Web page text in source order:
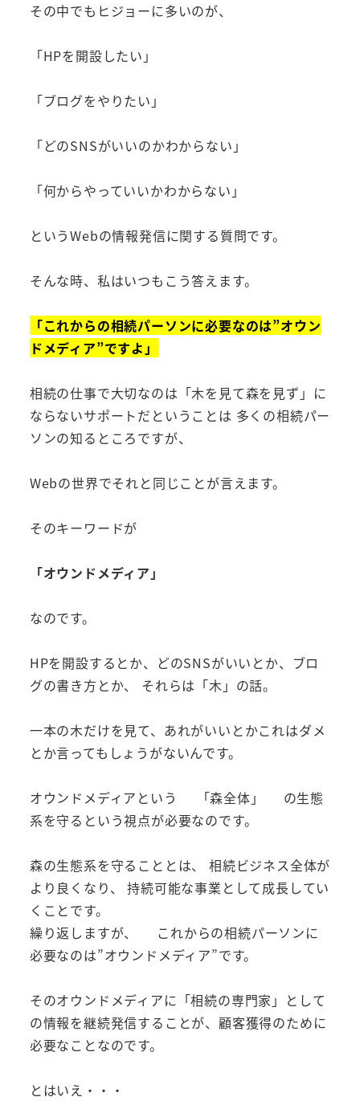
その中でもヒジョーに多いのが、
「HPを開設したい」
「ブログをやりたい」
「どのSNSがいいのかわからない」
「何からやっていいかわからない」
というWebの情報発信に関する質問です。
そんな時、私はいつもこう答えます。
「これからの相続パーソンに必要なのは”オウン
ドメディア”ですよ」
相続の仕事で大切なのは「木を見て森を見ず」に
ならないサポートだということは 多くの相続パー
ソンの知るところですが、
Webの世界でそれと同じことが言えます。
そのキーワードが
「オウンドメディア」
なのです。
HPを開設するとか、どのSNSがいいとか、ブロ
グの書き方とか、 それらは「木」の話。
一本の木だけを見て、あれがいいとかこれはダメ
とか言ってもしょうがないんです。
オウンドメディアという 「森全体」 の生態
系を守るという視点が必要なのです。
森の生態系を守ることとは、 相続ビジネス全体が
より良くなり、 持続可能な事業として成長してい
くことです。
繰り返しますが、 これからの相続パーソンに
必要なのは”オウンドメディア”です。
そのオウンドメディアに「相続の専門家」として
の情報を継続発信することが、顧客獲得のために
必要なことなのです。
とはいえ・・・